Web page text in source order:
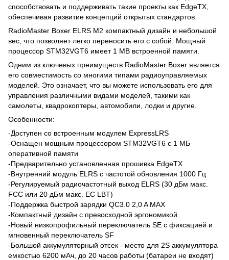
способствовать и поддерживать такие проекты как EdgeTX,
обеспечивая развитие концепций открытых стандартов.
RadioMaster Boxer ELRS M2 компактный дизайн и небольшой
вес, что позволяет легко переносить его с собой. Мощный
процессор STM32VGT6 имеет 1 MB встроенной памяти.
Одним из ключевых преимуществ RadioMaster Boxer является
его совместимость со многими типами радиоуправляемых
моделей. Это означает, что вы можете использовать его для
управления различными видами моделей, такими как
самолеты, квадрокоптеры, автомобили, лодки и другие.
Особенности:
-Доступен со встроенным модулем ExpressLRS
-Оснащен мощным процессором STM32VGT6 с 1 МБ
оперативной памяти
-Предварительно установленная прошивка EdgeTX
-Внутренний модуль ELRS с частотой обновления 1000 Гц
-Регулируемый радиочастотный выход ELRS (30 дБм макс.
FCC или 20 дБм макс. ЕС LBT)
-Поддержка быстрой зарядки QC3.0 2,0 A MAX
-Компактный дизайн с превосходной эргономикой
-Новый низкопрофильный переключатель SE с фиксацией и
мгновенный переключатель SF
-Большой аккумуляторный отсек - место для 2S аккумулятора
емкостью 6200 мАч, до 20 часов работы (батареи не входят)